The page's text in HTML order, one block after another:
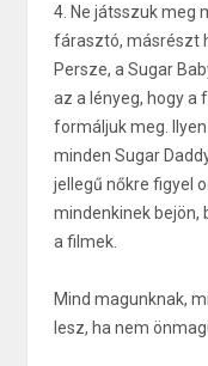
4. Ne játsszuk meg
fárasztó, másrészt
Persze, a Sugar
az a lényeg, hogy a
formáljuk meg.
minden Sugar
jellegű nőkre figyel
mindenkinek bejön,
a filmek.
Mind magunknak,
lesz, ha nem